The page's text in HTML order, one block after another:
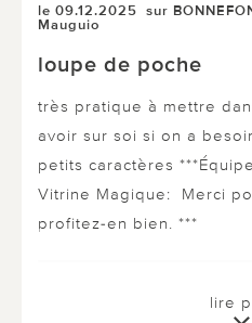
le 09.12.2025 sur
Mauguio
loupe de poche
très pratique à mettre
avoir sur soi si on a
petits caractères
Vitrine Magique: Merci
profitez-en bien. ***
0 sur 0 ont trouvé cette lire